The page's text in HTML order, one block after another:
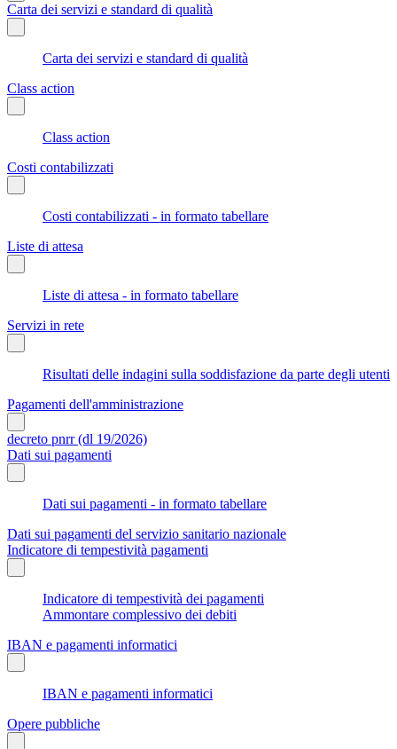
Carta dei servizi e standard di qualità
Carta dei servizi e standard di qualità
Class action
Class action
Costi contabilizzati
Costi contabilizzati - in formato tabellare
Liste di attesa
Liste di attesa - in formato tabellare
Servizi in rete
Risultati delle indagini sulla soddisfazione da parte degli utenti
Pagamenti dell'amministrazione
decreto pnrr (dl 19/2026)
Dati sui pagamenti
Dati sui pagamenti - in formato tabellare
Dati sui pagamenti del servizio sanitario nazionale
Indicatore di tempestività pagamenti
Indicatore di tempestività dei pagamenti
Ammontare complessivo dei debiti
IBAN e pagamenti informatici
IBAN e pagamenti informatici
Opere pubbliche